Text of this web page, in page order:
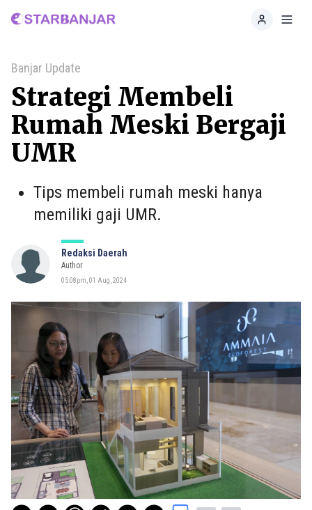
Home
Banjar Update
Strategi Membeli
Rumah Meski Bergaji
UMR
Tips membeli rumah meski hanya
memiliki gaji UMR.
Redaksi Daerah
Author
05:08pm, 01 Aug, 2024